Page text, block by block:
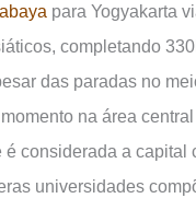
para Yogyakarta
completando
das paradas no
na área
é considerada a capital
universidades